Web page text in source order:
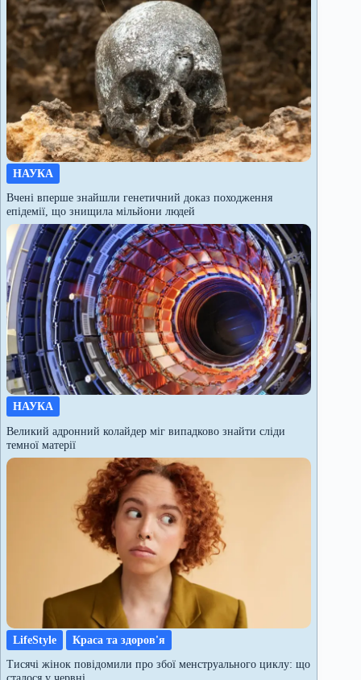
НАУКА
Вчені вперше знайшли генетичний доказ походження
епідемії, що знищила мільйони людей
НАУКА
Великий адронний колайдер міг випадково знайти сліди
темної матерії
LifeStyle
Краса та здоров'я
Тисячі жінок повідомили про збої менструального циклу: що